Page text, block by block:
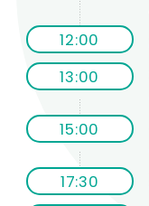
12:00
13:00
15:00
17:30